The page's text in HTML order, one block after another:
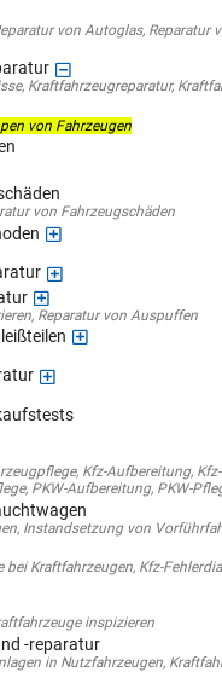
von Autoglas, Reparatur
, Kraftfahrzeugreparatur,
von Fahrzeugen
von Fahrzeugschäden
, Reparatur von Auspuffen
, Kfz-Aufbereitung,
, PKW-Aufbereitung, PKW-
, Instandsetzung von
bei Kraftfahrzeugen, Kfz-
inspizieren
-reparatur
in Nutzfahrzeugen,